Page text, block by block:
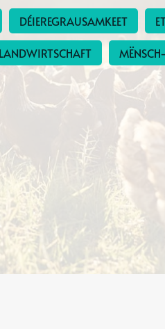
DÉIEREGRAUSAMKEET